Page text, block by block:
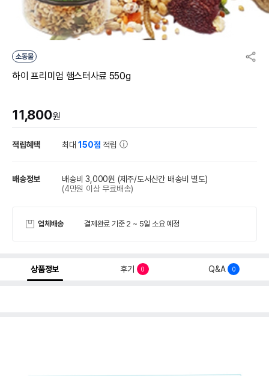
소동물
하이 프리미엄 햄스터사료 550g
11,800원
적립혜택 최대150점 적립
배송정보 배송비 3,000원 (제주/도서산간 배송비 별도)
(4만원 이상 무료배송)
업체배송 결제완료 기준 2 ~ 5일 소요 예정
상품정보 후기 0 Q&A 0